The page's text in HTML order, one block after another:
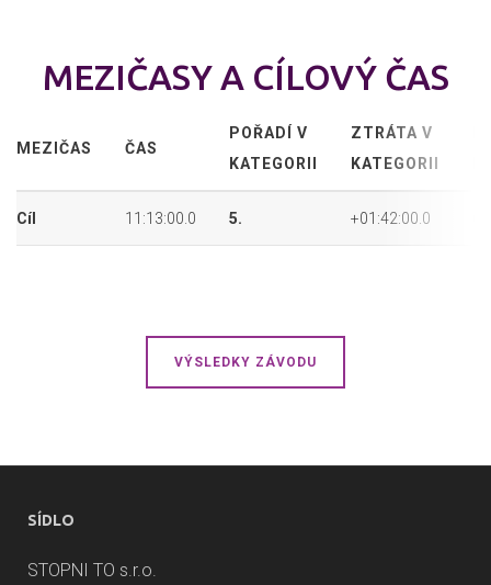
MEZIČASY A CÍLOVÝ ČAS
MEZIČAS ČAS
POŘADÍ V
KATEGORII
ZTRÁTA V
KATEGORII
Cíl 11:13:00.0 5. +01:42:00.0
VÝSLEDKY ZÁVODU
SÍDLO
STOPNI TO s.r.o.